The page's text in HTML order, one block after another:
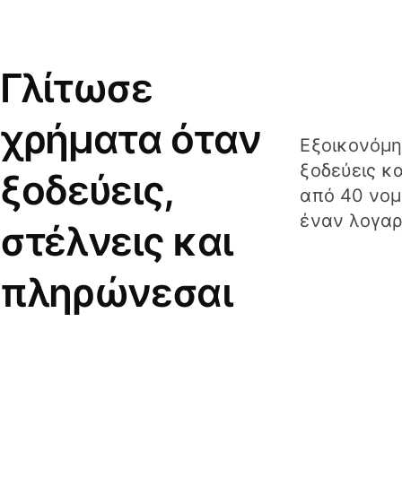
Γλίτωσε
χρήματα όταν
ξοδεύεις,
στέλνεις και
πληρώνεσαι
ξοδεύεις
από 40
έναν